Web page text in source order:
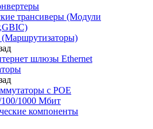
трансиверы (Модули
(Маршрутизаторы)
шлюзы Ethernet
c POE
100/1000 Мбит
компоненты